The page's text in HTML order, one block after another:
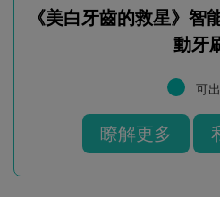
《美白牙齒的救星》智
動牙
可
瞭解更多